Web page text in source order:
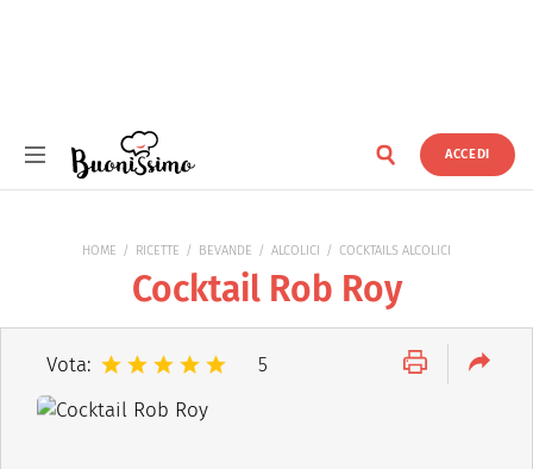
ACCEDI
HOME RICETTE BEVANDE ALCOLICI COCKTAILS ALCOLICI
Cocktail Rob Roy
Vota: 5